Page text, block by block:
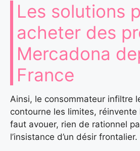
Les solutions
acheter des
Mercadona
France
Ainsi, le consommateur infiltre
contourne les limites,
faut avouer, rien de rationnel
l’insistance d’un désir frontalier.